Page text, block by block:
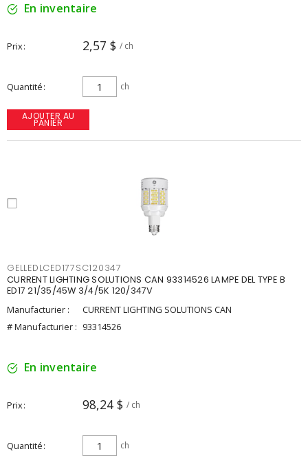
En inventaire
Prix 2,57 $ / ch
Quantité ch
AJOUTER AU
PANIER
GELLEDLCED177SC120347
CURRENT LIGHTING SOLUTIONS CAN 93314526 LAMPE DEL TYPE B
ED17 21/35/45W 3/4/5K 120/347V
Manufacturier :
CURRENT LIGHTING SOLUTIONS CAN
# Manufacturier : 93314526
En inventaire
Prix 98,24 $ / ch
Quantité ch